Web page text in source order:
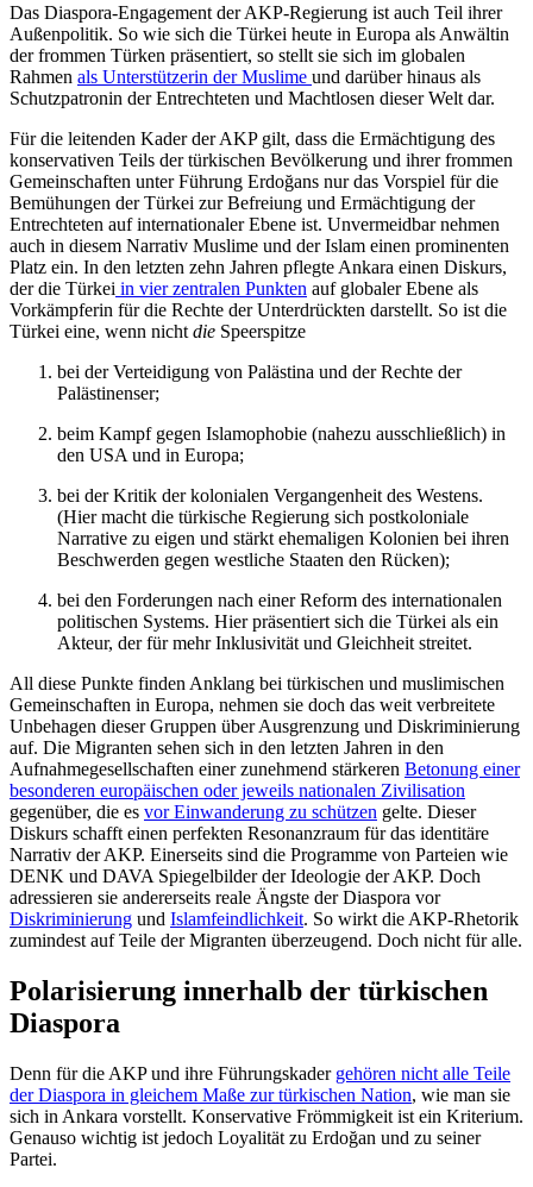
Das Diaspora-Engagement der AKP-Regie­rung ist auch Teil ihrer
Außenpolitik. So wie sich die Türkei heute in Europa als Anwältin
der frommen Türken präsentiert, so stellt sie sich im globalen
Rahmen als Unterstützerin der Muslime und darüber hinaus als
Schutzpatronin der Entrechteten und Machtlosen dieser Welt dar.
Für die leitenden Kader der AKP gilt, dass die Ermächtigung des
konservativen Teils der türkischen Bevölkerung und ihrer from­men
Gemeinschaften unter Führung Erdo­ğans nur das Vorspiel für die
Bemühungen der Türkei zur Befreiung und Ermächtigung der
Entrechteten auf internationaler Ebene ist. Unvermeidbar nehmen
auch in diesem Narrativ Muslime und der Islam einen pro­mi­nenten
Platz ein. In den letzten zehn Jahren pflegte Ankara einen Diskurs,
der die Türkei in vier zentralen Punkten auf glo­baler Ebene als
Vorkämpferin für die Rechte der Unterdrückten darstellt. So ist die
Türkei eine, wenn nicht die Speerspitze
bei der Verteidigung von Palästina und der Rechte der
Palästinenser;
beim Kampf gegen Islamophobie (nahe­zu ausschließlich) in
den USA und in Europa;
bei der Kritik der kolonialen Vergangenheit des Westens.
(Hier macht die türkische Regierung sich postkoloniale
Narrative zu eigen und stärkt ehemaligen Kolonien bei ihren
Beschwerden gegen westliche Staa­ten den Rücken);
bei den Forderungen nach einer Reform des internationalen
politischen Systems. Hier präsentiert sich die Türkei als ein
Akteur, der für mehr Inklusivität und Gleichheit streitet.
All diese Punkte finden Anklang bei tür­kischen und muslimischen
Gemeinschaften in Europa, nehmen sie doch das weit ver­breitete
Unbehagen dieser Gruppen über Ausgrenzung und Diskriminierung
auf. Die Migranten sehen sich in den letzten Jahren in den
Aufnahmegesellschaften einer zu­nehmend stärkeren Betonung einer
beson­deren europäischen oder jeweils nationalen Zivilisation
gegenüber, die es vor Einwanderung zu schützen gelte. Dieser
Diskurs schafft einen perfekten Resonanzraum für das identitäre
Narrativ der AKP. Einerseits sind die Programme von Parteien wie
DENK und DAVA Spiegelbilder der Ideologie der AKP. Doch
adressieren sie andererseits reale Ängste der Diaspora vor
Diskriminierung und Islamfeindlichkeit. So wirkt die AKP-Rhetorik
zumindest auf Teile der Migranten über­zeugend. Doch nicht für alle.
Polarisierung innerhalb der türkischen
Diaspora
Denn für die AKP und ihre Führungskader gehören nicht alle Teile
der Diaspora in gleichem Maße zur türkischen Nation, wie man sie
sich in Ankara vorstellt. Konser­vative Frömmigkeit ist ein Kriterium.
Genau­so wichtig ist jedoch Loya­lität zu Erdoğan und zu seiner
Partei.